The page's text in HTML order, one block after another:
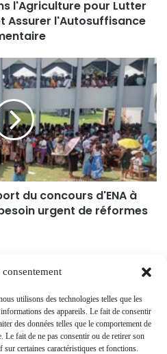
consentement
utilisons des technologies telles que les
des appareils. Le fait de consentir
des données telles que le comportement de
fait de ne pas consentir ou de retirer son
certaines caractéristiques et fonctions.
l'Agriculture pour Lutter
Assurer l'Autosuffisance
du concours d'ENA à
urgent de réformes